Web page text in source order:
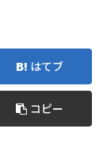
はてブ
コピー